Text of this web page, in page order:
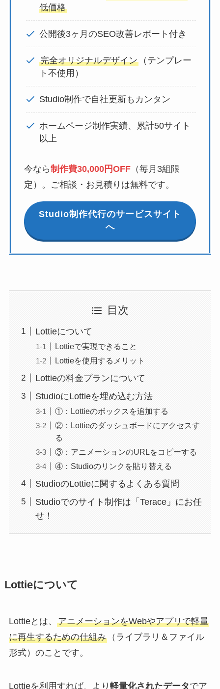
低価格
公開後3ヶ月のSEO改善レポート付き
完全オリジナルデザイン （テンプレー
ト不使用）
Studio制作で自社更新もカンタン
ホームページ制作実績、累計50サイト
以上
今なら制作費30,000円OFF（毎月3組限
定）。ご相談・お見積りは無料です。
Studio制作代行のサービスサイト
へ
目次
Lottieについて
Lottieで実現できること
Lottieを使用するメリット
Lottieの料金プランについて
StudioにLottieを埋め込む方法
①：Lottieのボックスを追加する
②：Lottieのダッシュボードにアクセスす
る
③：アニメーションのURLをコピーする
④：Studioのリンクを貼り替える
StudioのLottieに関するよくある質問
Studioでのサイト制作は「Terace」にお任
せ！
Lottieについて
Lottieとは、 アニメーションをWebやアプリで軽量
に再生するための仕組み（ライブラリ＆ファイル
形式）のことです。
Lottieを利用すれば、より 軽量化されたデータでア